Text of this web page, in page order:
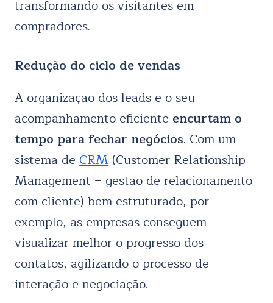
transformando os visitantes em
compradores.
Redução do ciclo de vendas
A organização dos leads e o seu
acompanhamento eficiente encurtam o
tempo para fechar negócios. Com um
sistema deCRM(Customer Relationship
Management – gestão de relacionamento
com cliente) bem estruturado, por
exemplo, as empresas conseguem
visualizar melhor o progresso dos
contatos, agilizando o processo de
interação e negociação.